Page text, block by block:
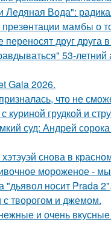
Ледяная Вода":
мамбы о
друг друга
53-
Gala 2026.
что не
куриной грудкой и
суд: Андрей
снова в
мороженое -
носит Prada
творогом и джемом.
и очень